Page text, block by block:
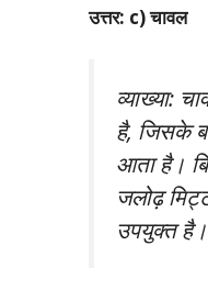
उत्तर: c) चावल
व्याख्या:
है, जिसके
आता है।
जलोढ़
उपयुक्त है।